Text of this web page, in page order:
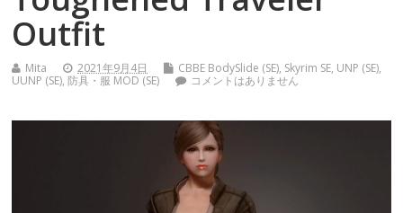
Outfit
Mita 2021年9月4日 CBBE BodySlide (SE), Skyrim SE, UNP (SE),
UUNP (SE),防具・服 MOD (SE) コメントはありません